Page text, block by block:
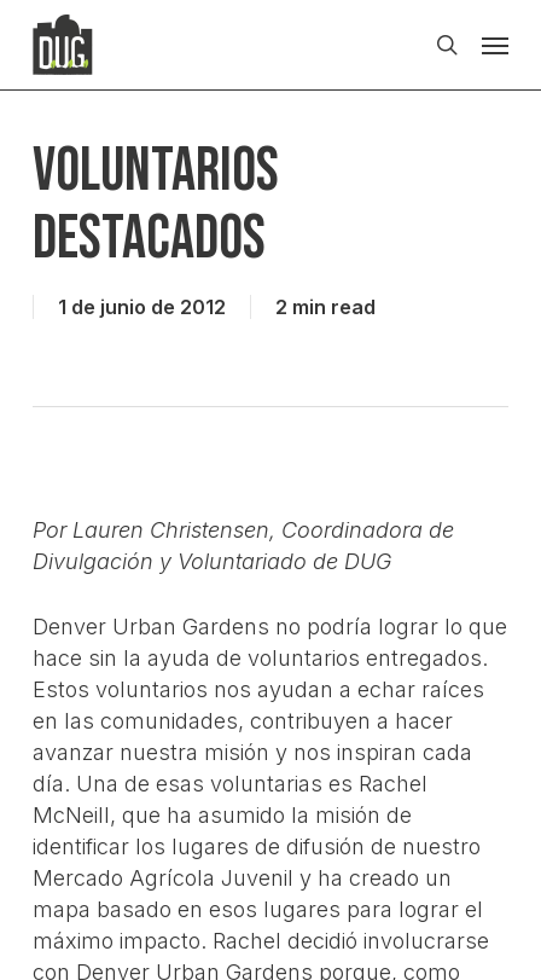
main
search
Voluntarios
destacados
1 de junio de 2012 2 min read
Por Lauren Christensen, Coordinadora de
Divulgación y Voluntariado de DUG
Denver Urban Gardens no podría lograr lo que
hace sin la ayuda de voluntarios entregados.
Estos voluntarios nos ayudan a echar raíces
en las comunidades, contribuyen a hacer
avanzar nuestra misión y nos inspiran cada
día. Una de esas voluntarias es Rachel
McNeill, que ha asumido la misión de
identificar los lugares de difusión de nuestro
Mercado Agrícola Juvenil y ha creado un
mapa basado en esos lugares para lograr el
máximo impacto. Rachel decidió involucrarse
con Denver Urban Gardens porque, como